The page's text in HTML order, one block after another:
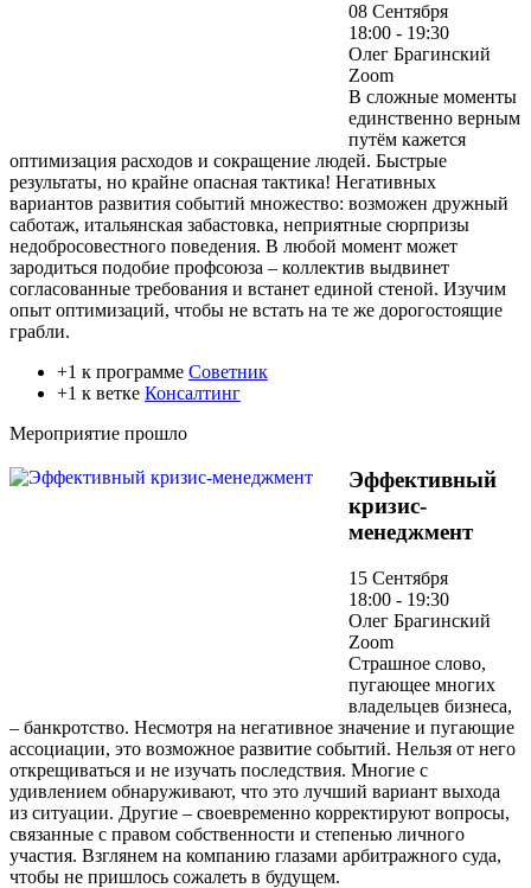
08 Сентября
18:00 - 19:30
Олег Брагинский
Zoom
В сложные моменты
единственно верным
путём кажется
оптимизация расходов и сокращение людей. Быстрые
результаты, но крайне опасная тактика! Негативных
вариантов развития событий множество: возможен дружный
саботаж, итальянская забастовка, неприятные сюрпризы
недобросовестного поведения. В любой момент может
зародиться подобие профсоюза – коллектив выдвинет
согласованные требования и встанет единой стеной. Изучим
опыт оптимизаций, чтобы не встать на те же дорогостоящие
грабли.
+1 к программе Советник
+1 к ветке Консалтинг
Мероприятие прошло
Эффективный
кризис-
менеджмент
15 Сентября
18:00 - 19:30
Олег Брагинский
Zoom
Страшное слово,
пугающее многих
владельцев бизнеса,
– банкротство. Несмотря на негативное значение и пугающие
ассоциации, это возможное развитие событий. Нельзя от него
открещиваться и не изучать последствия. Многие с
удивлением обнаруживают, что это лучший вариант выхода
из ситуации. Другие – своевременно корректируют вопросы,
связанные с правом собственности и степенью личного
участия. Взглянем на компанию глазами арбитражного суда,
чтобы не пришлось сожалеть в будущем.